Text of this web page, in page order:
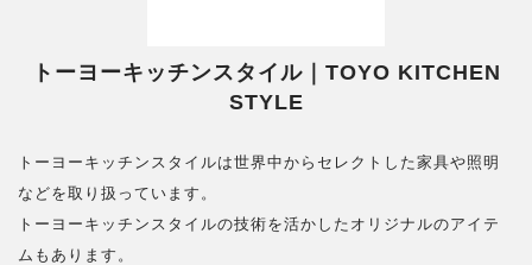
トーヨーキッチンスタイル｜TOYO KITCHEN
STYLE
トーヨーキッチンスタイルは世界中からセレクトした家具や照明
などを取り扱っています。
トーヨーキッチンスタイルの技術を活かしたオリジナルのアイテ
ムもあります。